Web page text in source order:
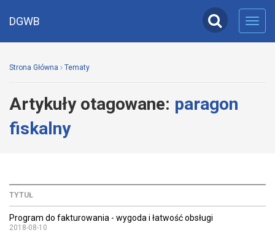
DGWB
Strona Główna Tematy
Artykuły otagowane: paragon
fiskalny
TYTUŁ
Program do fakturowania - wygoda i łatwość obsługi
2018-08-10